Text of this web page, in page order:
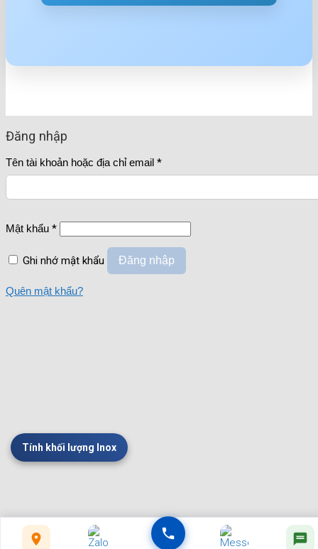
Tính khối lượng Inox
Đăng nhập
Tên tài khoản hoặc địa chỉ email *
Mật khẩu *
Ghi nhớ mật khẩu Đăng nhập
Quên mật khẩu?